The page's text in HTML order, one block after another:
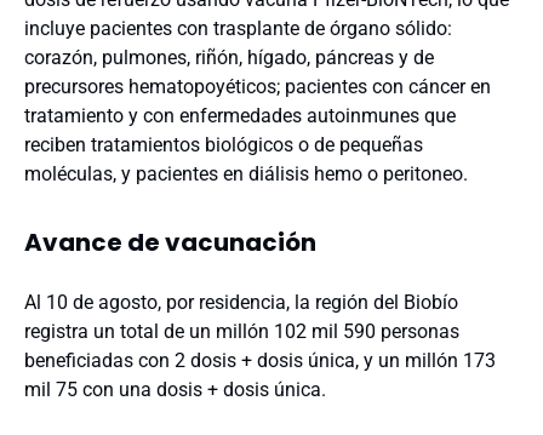
incluye pacientes con trasplante de órgano sólido:
corazón, pulmones, riñón, hígado, páncreas y de
precursores hematopoyéticos; pacientes con cáncer en
tratamiento y con enfermedades autoinmunes que
reciben tratamientos biológicos o de pequeñas
moléculas, y pacientes en diálisis hemo o peritoneo.
Avance de vacunación
Al 10 de agosto, por residencia, la región del Biobío
registra un total de un millón 102 mil 590 personas
beneficiadas con 2 dosis + dosis única, y un millón 173
mil 75 con una dosis + dosis única.